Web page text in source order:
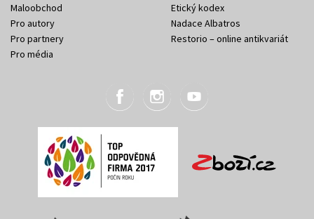
Maloobchod
Pro autory
Pro partnery
Pro média
Etický kodex
Nadace Albatros
Restorio – online antikvariát